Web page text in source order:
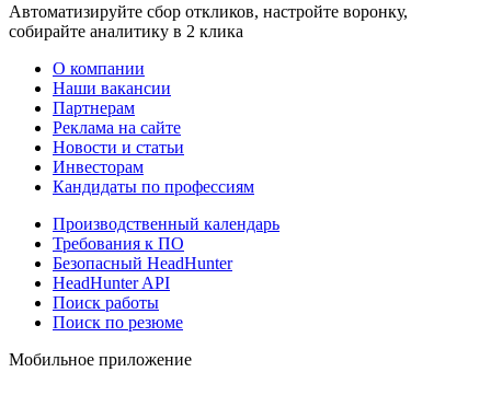
Автоматизируйте сбор откликов, настройте воронку,
собирайте аналитику в 2 клика
О компании
Наши вакансии
Партнерам
Реклама на сайте
Новости и статьи
Инвесторам
Кандидаты по профессиям
Производственный календарь
Требования к ПО
Безопасный HeadHunter
HeadHunter API
Поиск работы
Поиск по резюме
Мобильное приложение